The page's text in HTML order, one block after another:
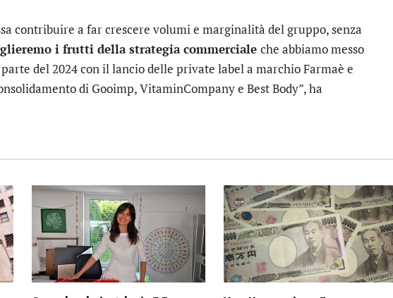
contribuire a far crescere volumi e marginalità del gruppo, senza
i frutti della strategia commerciale che abbiamo messo
del 2024 con il lancio delle private label a marchio Farmaè e
di Gooimp, VitaminCompany e Best Body”, ha